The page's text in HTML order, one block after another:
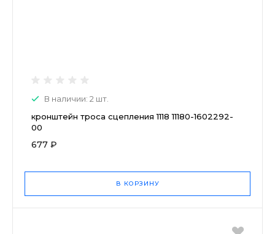
В наличии: 2 шт.
кронштейн троса сцепления 1118 11180-1602292-
00
677 ₽
В КОРЗИНУ